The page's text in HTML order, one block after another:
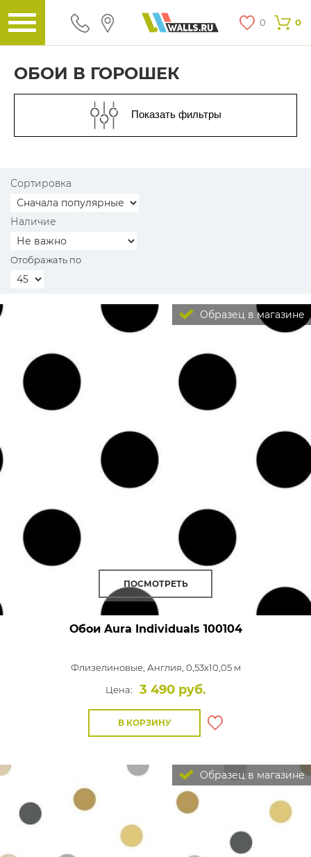
0 0
ОБОИ В ГОРОШЕК
Показать фильтры
Сортировка
Наличие
Отображать по
Образец в магазине
ПОСМОТРЕТЬ
Обои Aura Individuals 100104
Флизелиновые, Англия, 0,53x10,05 м
Цена:
3 490 руб.
В КОРЗИНУ
Образец в магазине